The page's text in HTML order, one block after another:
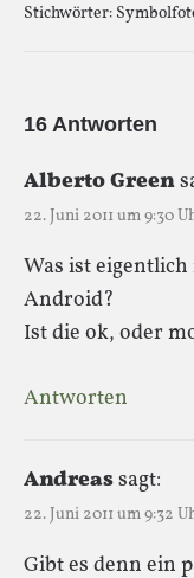
Stichwörter:
16 Antworten
Alberto Green
22. Juni 2011 um 9:30
Was ist
Android?
Ist die ok, oder
Antworten
Andreassagt:
22. Juni 2011 um 9:32
Gibt es denn ein